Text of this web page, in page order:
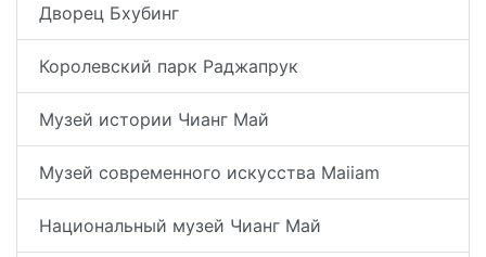
Дворец Бхубинг
Королевский парк Раджапрук
Музей истории Чианг Май
Музей современного искусства Maiiam
Национальный музей Чианг Май